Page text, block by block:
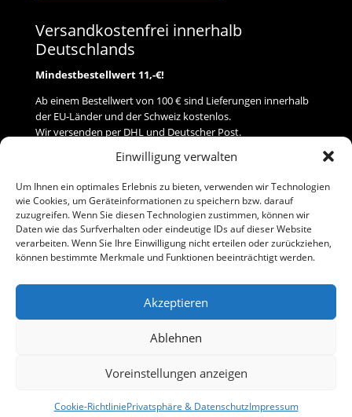
Einwilligung verwalten
Um Ihnen ein optimales Erlebnis zu bieten, verwenden wir Technologien
wie Cookies, um Geräteinformationen zu speichern bzw. darauf
zuzugreifen. Wenn Sie diesen Technologien zustimmen, können wir
Daten wie das Surfverhalten oder eindeutige IDs auf dieser Website
verarbeiten. Wenn Sie Ihre Einwilligung nicht erteilen oder zurückziehen,
können bestimmte Merkmale und Funktionen beeinträchtigt werden.
Akzeptieren
Ablehnen
Voreinstellungen anzeigen
Cookie-RichtliniePrivatsphäre & DatenschutzImpressum
Versandkostenfrei innerhalb
Deutschlands
Mindestbestellwert 11,-€!
Ab einem Bestellwert von 100 € sind Lieferungen innerhalb
der EU-Länder und der Schweiz kostenlos.
Wir versenden per DHL und Deutscher Post.
Versand
Zahlung
Baumann Modellspielwaren
Telefon (0 91 61) 33 84
Impressum